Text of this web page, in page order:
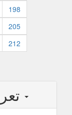
198
205
212